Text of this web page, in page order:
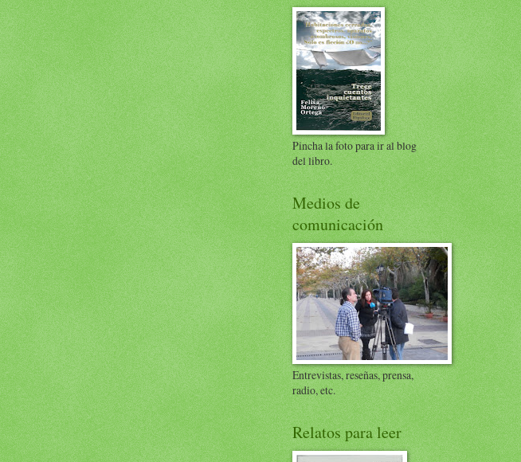
Pincha la foto para ir al blog
del libro.
Medios de
comunicación
Entrevistas, reseñas, prensa,
radio, etc.
Relatos para leer